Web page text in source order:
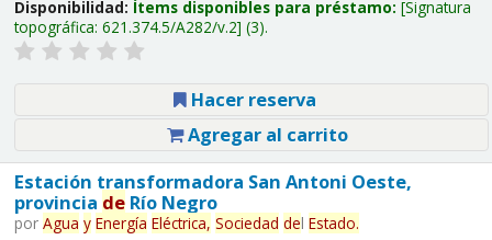
Disponibilidad: Ítems disponibles para préstamo: Signatura
topográfica: 621.374.5/A282/v.2 (3).
Hacer reserva
Agregar al carrito
Estación transformadora San Antoni Oeste,
provincia deRío Negro
por Agua y Energía Eléctrica, Sociedad del Estado.